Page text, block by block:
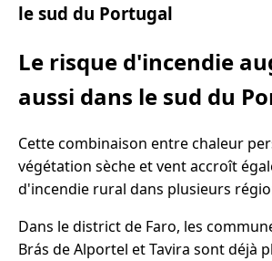
le sud du Portugal
Le risque d'incendie
aussi dans le sud du
Cette combinaison entre chaleur
végétation sèche et vent accroît
d'incendie rural dans plusieurs
Dans le district de Faro, les
Brás de Alportel et Tavira sont déjà